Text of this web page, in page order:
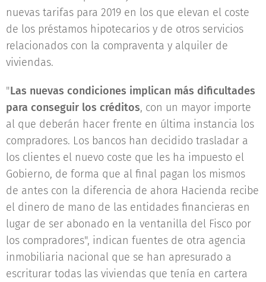
nuevas tarifas para 2019 en los que elevan el coste
de los préstamos hipotecarios y de otros servicios
relacionados con la compraventa y alquiler de
viviendas.
"Las nuevas condiciones implican más dificultades
para conseguir los créditos, con un mayor importe
al que deberán hacer frente en última instancia los
compradores. Los bancos han decidido trasladar a
los clientes el nuevo coste que les ha impuesto el
Gobierno, de forma que al final pagan los mismos
de antes con la diferencia de ahora Hacienda recibe
el dinero de mano de las entidades financieras en
lugar de ser abonado en la ventanilla del Fisco por
los compradores", indican fuentes de otra agencia
inmobiliaria nacional que se han apresurado a
escriturar todas las viviendas que tenía en cartera